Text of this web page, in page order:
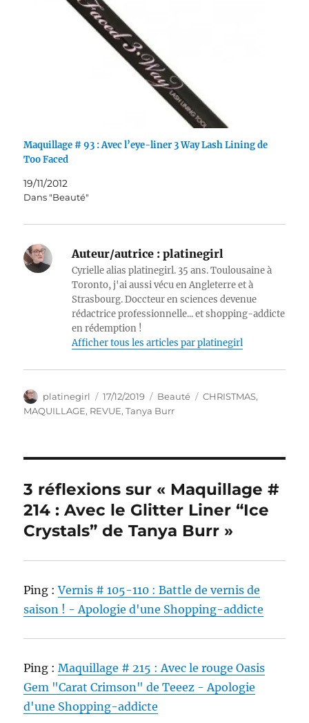
Maquillage # 93 : Avec l’eye-liner 3 Way Lash Lining de
Too Faced
19/11/2012
Dans "Beauté"
Auteur/autrice : platinegirl
Cyrielle alias platinegirl. 35 ans. Toulousaine à
Toronto, j'ai aussi vécu en Angleterre et à
Strasbourg. Doccteur en sciences devenue
rédactrice professionnelle... et shopping-addicte
en rédemption !
Afficher tous les articles par platinegirl
Auteur
platinegirl
Publié
le
17/12/2019 Catégories
Beauté Étiquettes
CHRISTMAS,
MAQUILLAGE, REVUE,Tanya Burr
3 réflexions sur « Maquillage #
214 : Avec le Glitter Liner “Ice
Crystals” de Tanya Burr »
Ping :Vernis # 105-110 : Battle de vernis de
saison ! - Apologie d'une Shopping-addicte
Ping :Maquillage # 215 : Avec le rouge Oasis
Gem "Carat Crimson" de Teeez - Apologie
d'une Shopping-addicte